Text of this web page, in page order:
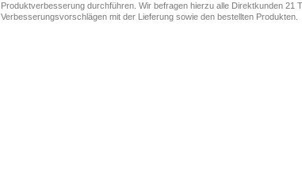
Produktverbesserung durchführen. Wir befragen hierzu alle Direktkunden 21
Verbesserungsvorschlägen mit der Lieferung sowie den bestellten Produkten.